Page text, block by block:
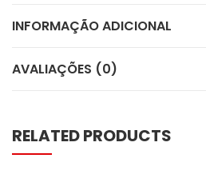
INFORMAÇÃO ADICIONAL
AVALIAÇÕES (0)
RELATED PRODUCTS